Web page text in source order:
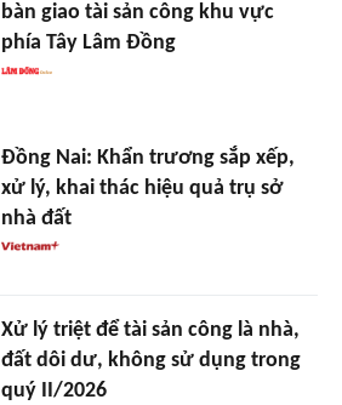
bàn giao tài sản công khu vực
phía Tây Lâm Đồng
Đồng Nai: Khẩn trương sắp xếp,
xử lý, khai thác hiệu quả trụ sở
nhà đất
Xử lý triệt để tài sản công là nhà,
đất dôi dư, không sử dụng trong
quý II/2026